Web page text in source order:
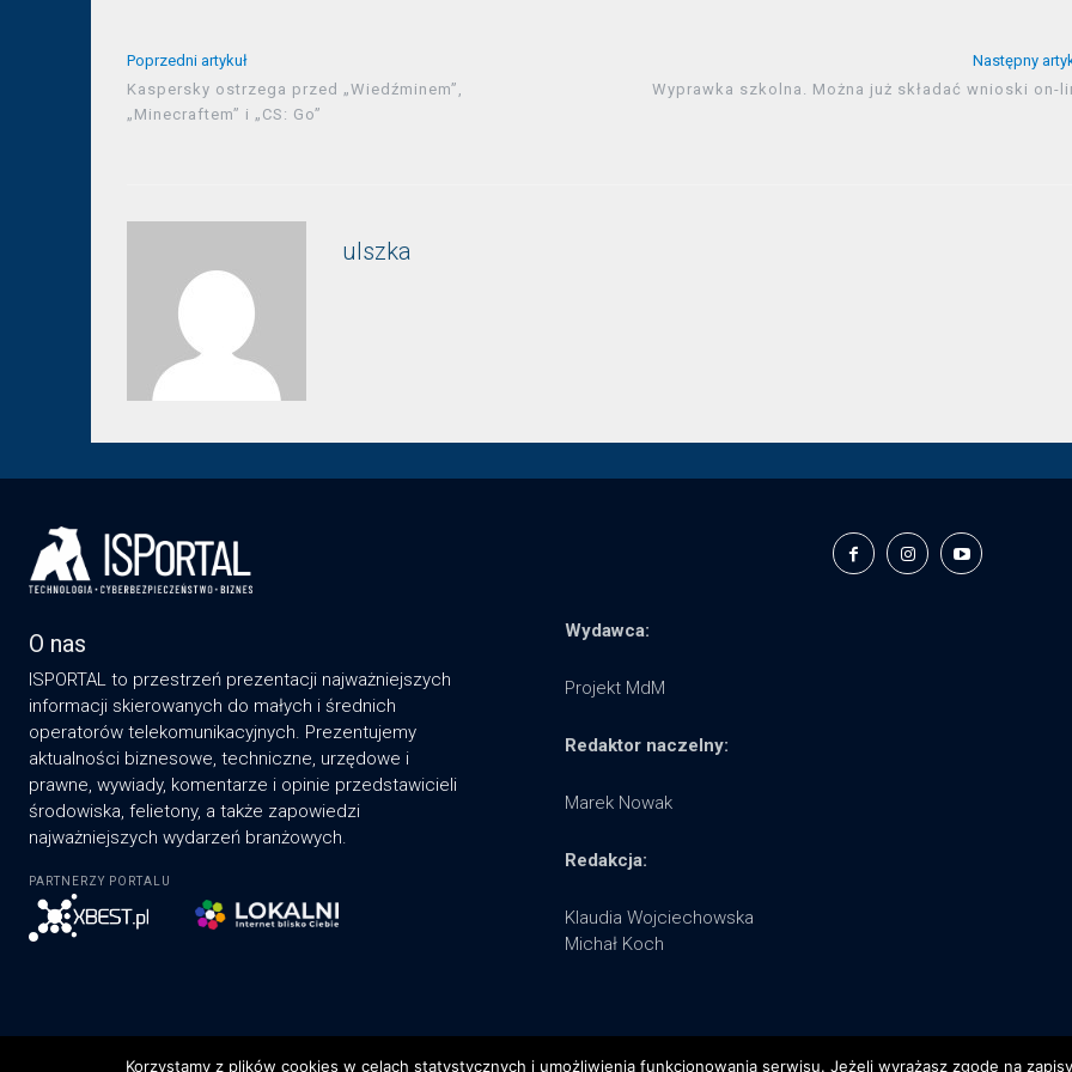
Poprzedni artykuł
Kaspersky ostrzega przed „Wiedźminem”,
„Minecraftem” i „CS: Go”
Następny
Wyprawka szkolna. Można już składać wnioski on-
ulszka
O nas
ISPORTAL to przestrzeń prezentacji najważniejszych
informacji skierowanych do małych i średnich
operatorów telekomunikacyjnych. Prezentujemy
aktualności biznesowe, techniczne, urzędowe i
prawne, wywiady, komentarze i opinie przedstawicieli
środowiska, felietony, a także zapowiedzi
najważniejszych wydarzeń branżowych.
PARTNERZY PORTALU
Wydawca:
Projekt MdM
Redaktor naczelny:
Marek Nowak
Redakcja:
Klaudia Wojciechowska
Michał Koch
Korzystamy z plików cookies w celach statystycznych i umożliwienia funkcjonowania serwisu. Jeżeli wyrażasz zgodę na